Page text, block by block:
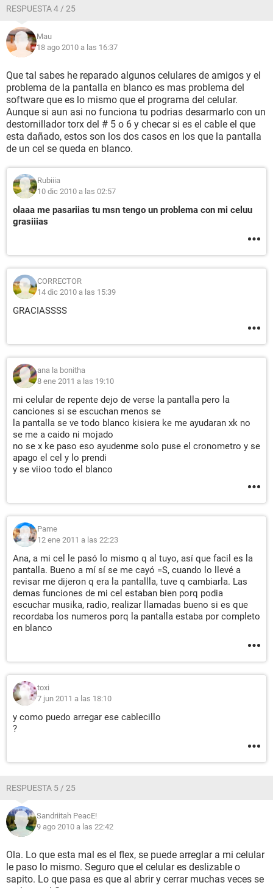
RESPUESTA 4 / 25
Mau
18 ago 2010 a las 16:37
Que tal sabes he reparado algunos celulares de amigos y el
problema de la pantalla en blanco es mas problema del
software que es lo mismo que el programa del celular.
Aunque si aun asi no funciona tu podrias desarmarlo con un
destornillador torx del # 5 o 6 y checar si es el cable el que
esta dañado, estos son los dos casos en los que la pantalla
de un cel se queda en blanco.
Rubiiia
10 dic 2010 a las 02:57
olaaa me pasariias tu msn tengo un problema con mi celuu
grasiiias
CORRECTOR
14 dic 2010 a las 15:39
GRACIASSSS
ana la bonitha
8 ene 2011 a las 19:10
mi celular de repente dejo de verse la pantalla pero la
canciones si se escuchan menos se
la pantalla se ve todo blanco kisiera ke me ayudaran xk no
se me a caido ni mojado
no se x ke paso eso ayudenme solo puse el cronometro y se
apago el cel y lo prendi
y se viioo todo el blanco
Pame
12 ene 2011 a las 22:23
Ana, a mi cel le pasó lo mismo q al tuyo, así que facil es la
pantalla. Bueno a mí sí se me cayó =S, cuando lo llevé a
revisar me dijeron q era la pantallla, tuve q cambiarla. Las
demas funciones de mi cel estaban bien porq podia
escuchar musika, radio, realizar llamadas bueno si es que
recordaba los numeros porq la pantalla estaba por completo
en blanco
toxi
7 jun 2011 a las 18:10
y como puedo arregar ese cablecillo
?
RESPUESTA 5 / 25
Sandriitah PeacE!
9 ago 2010 a las 22:42
Ola. Lo que esta mal es el flex, se puede arreglar a mi celular
le paso lo mismo. Seguro que el celular es deslizable o
sapito. Lo que pasa es que al abrir y cerrar muchas veces se